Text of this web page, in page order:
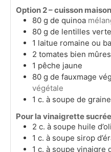
Option 2 – cuisson
80 g de quinoa
80 g de lentilles
1 laitue romaine ou
2 tomates bien mûres
1 pêche jaune
80 g de fauxmage
végétale
1 c. à soupe de
Pour la vinaigrette
2 c. à soupe huile
1 c. à soupe sirop
1 c. à soupe vinaigre